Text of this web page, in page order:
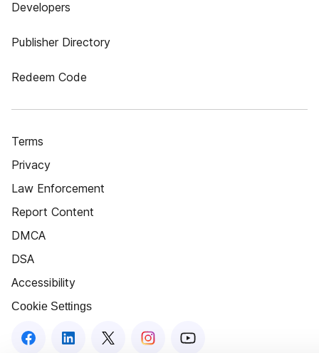
Developers
Publisher Directory
Redeem Code
Terms
Privacy
Law Enforcement
Report Content
DMCA
DSA
Accessibility
Cookie Settings